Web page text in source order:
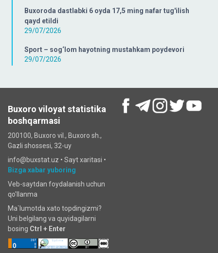
Buxoroda dastlabki 6 oyda 17,5 ming nafar tug'ilish
qayd etildi
29/07/2026
Sport – sog‘lom hayotning mustahkam poydevori
29/07/2026
Buxoro viloyat statistika
boshqarmasi
200100, Buxoro vil., Buxoro sh.,
Gazli shossesi, 32-uy
info@buxstat.uz • Sayt xaritasi •
Bizga xabar yuboring
Veb-saytdan foydalanish uchun
qo'llanma
Ma`lumotda xato topdingizmi?
Uni belgilang va quyidagilarni
bosing Ctrl + Enter